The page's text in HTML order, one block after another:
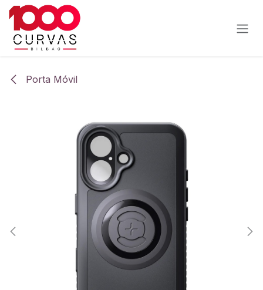
Ir al contenido
Porta Móvil